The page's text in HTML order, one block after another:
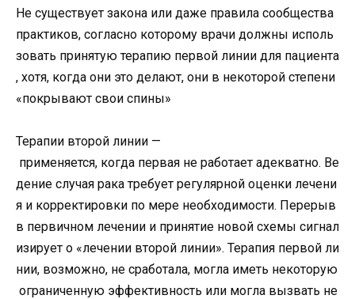
Не существует закона или даже правила сообщества
практиков, согласно которому врачи должны исполь
зовать принятую терапию первой линии для пациента
, хотя, когда они это делают, они в некоторой степени
«покрывают свои спины»
Терапии второй линии —
применяется, когда первая не работает адекватно. Ве
дение случая рака требует регулярной оценки лечени
я и корректировки по мере необходимости. Перерыв
в первичном лечении и принятие новой схемы сигнал
изирует о «лечении второй линии». Терапия первой ли
нии, возможно, не сработала, могла иметь некоторую
ограниченную эффективность или могла вызвать не